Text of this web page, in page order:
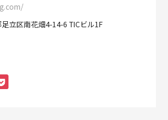
立区南花畑4-14-6 TICビル1F